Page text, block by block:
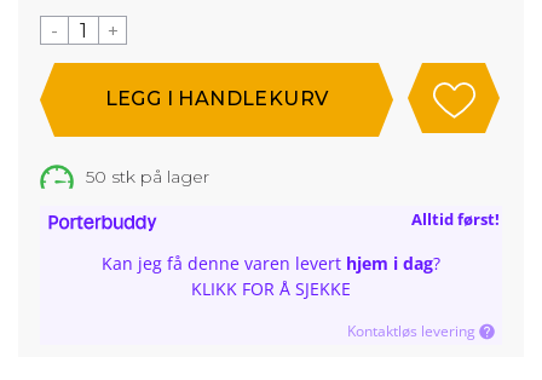
- +
50 stk på lager
Alltid først!
Kan jeg få denne varen levert hjem i dag?
KLIKK FOR Å SJEKKE
Kontaktløs levering